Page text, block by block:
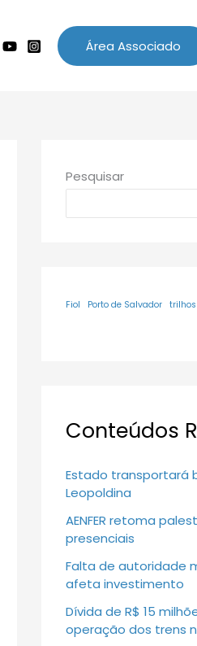
Área Associado
Pesquisar
Fiol Porto de Salvador trilhos
Conteúdos
Estado transportará
Leopoldina
AENFER retoma
presenciais
Falta de autoridade
afeta investimento
Dívida de R$ 15
operação dos trens